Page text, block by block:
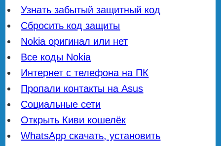
Узнать забытый защитный код
Сбросить код защиты
Nokia оригинал или нет
Все коды Nokia
Интернет с телефона на ПК
Пропали контакты на Asus
Социальные сети
Открыть Киви кошелёк
WhatsApp скачать, установить